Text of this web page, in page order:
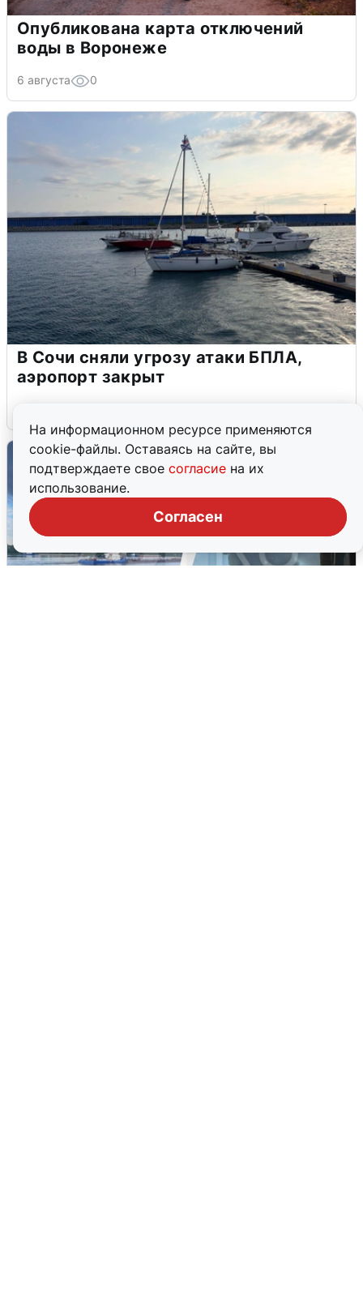
На информационном ресурсе применяются
cookie-файлы. Оставаясь на сайте, вы
подтверждаете свое согласие на их
использование.
Согласен
Опубликована карта отключений
воды в Воронеже
6 августа 0
В Сочи сняли угрозу атаки БПЛА,
аэропорт закрыт